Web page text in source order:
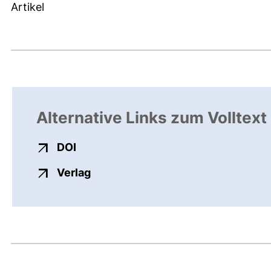
Artikel
Alternative Links zum Volltext
DOI
Verlagexterner Link, öffnet neues